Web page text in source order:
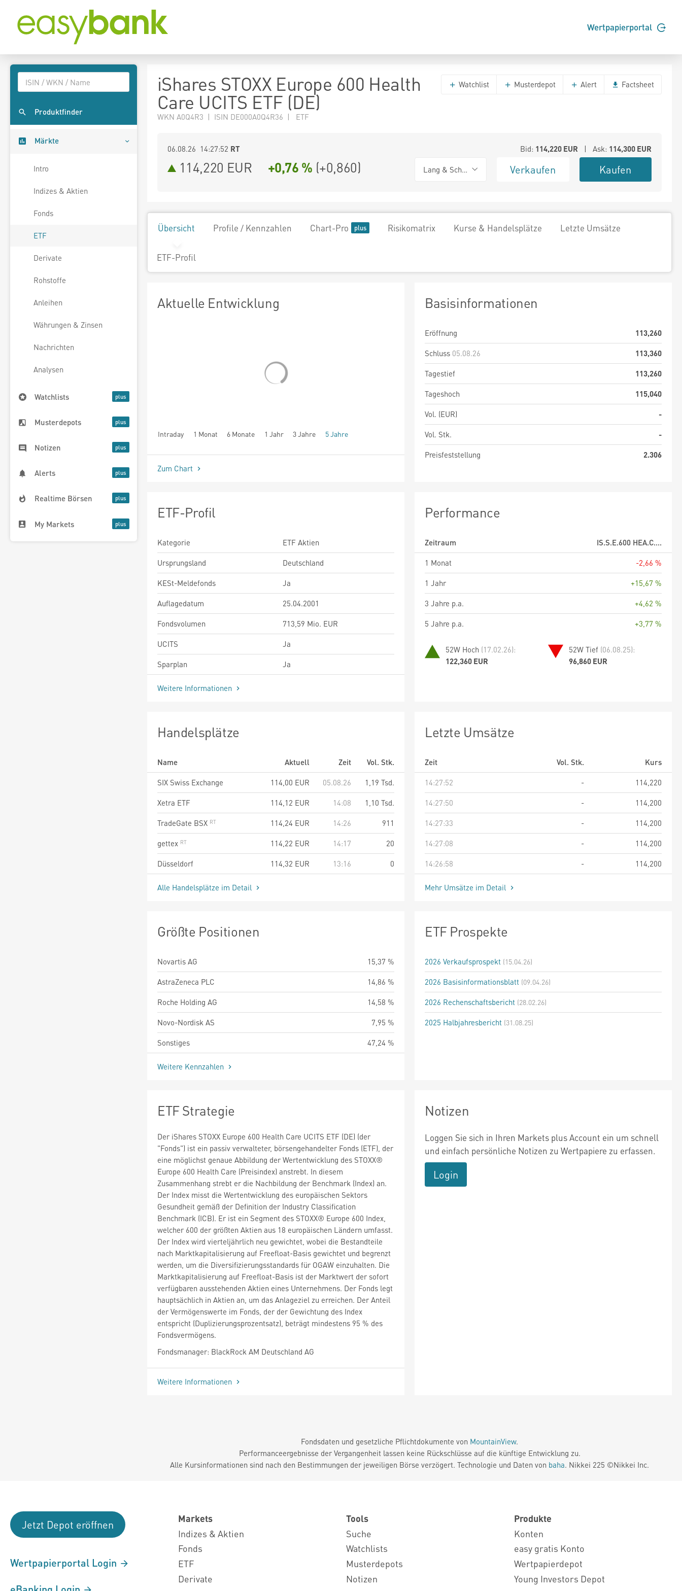
Wertpapierportal
Produktfinder
Märkte
Intro
Indizes & Aktien
Fonds
ETF
Derivate
Rohstoffe
Anleihen
Währungen & Zinsen
Nachrichten
Analysen
Watchlists
Musterdepots
Notizen
Alerts
Realtime Börsen
My Markets
iShares STOXX Europe 600 Health
Care UCITS ETF (DE)
WKN A0Q4R3 | ISIN DE000A0Q4R36 | ETF
Watchlist Musterdepot Alert Factsheet
06.08.26 14:27:52 RT Bid: 114,220EUR | Ask: 114,300EUR
114,220 EUR +0,76 % (+0,860) Lang & Schwarz Verkaufen Kaufen
Übersicht Profile / Kennzahlen Chart-Pro Risikomatrix Kurse & Handelsplätze Letzte Umsätze
ETF-Profil
Aktuelle Entwicklung
Intraday 1 Monat 6 Monate 1 Jahr 3 Jahre 5 Jahre
seit Beginn
Zum Chart
Basisinformationen
Eröffnung
113,260
Schluss 05.08.26
113,360
Tagestief
113,260
Tageshoch
115,040
Vol. (EUR)
-
Vol. Stk.
-
Preisfeststellung
2.306
ETF-Profil
Kategorie
ETF Aktien
Ursprungsland
Deutschland
KESt-Meldefonds
Ja
Auflagedatum
25.04.2001
Fondsvolumen
713,59 Mio. EUR
UCITS
Ja
Sparplan
Ja
Weitere Informationen
Performance
Zeitraum
IS.S.E.600 HEA.C....
1 Monat
-2,66 %
1 Jahr
+15,67 %
3 Jahre p.a.
+4,62 %
5 Jahre p.a.
+3,77 %
52W Hoch (17.02.26):
122,360 EUR
52W Tief (06.08.25):
96,860 EUR
Handelsplätze
Name Aktuell Zeit
Vol. Stk.
SIX Swiss Exchange
114,00 EUR 05.08.26
1,19 Tsd.
Xetra ETF
114,12 EUR 14:08
1,10 Tsd.
TradeGate BSX
114,24 EUR 14:26
911
gettex
114,22 EUR 14:17
20
Düsseldorf
114,32 EUR 13:16 0
Alle Handelsplätze im Detail
Letzte Umsätze
Zeit Vol. Stk.
Kurs
14:27:52
-
114,220
14:27:50
-
114,200
14:27:33
-
114,200
14:27:08
-
114,200
14:26:58
- 114,200
Mehr Umsätze im Detail
Größte Positionen
Novartis AG
15,37 %
AstraZeneca PLC
14,86 %
Roche Holding AG
14,58 %
Novo-Nordisk AS
7,95 %
Sonstiges
47,24 %
Weitere Kennzahlen
ETF Prospekte
2026 Verkaufsprospekt (15.04.26)
2026 Basisinformationsblatt (09.04.26)
2026 Rechenschaftsbericht (28.02.26)
2025 Halbjahresbericht (31.08.25)
ETF Strategie
Der iShares STOXX Europe 600 Health Care UCITS ETF (DE) (der
"Fonds") ist ein passiv verwalteter, börsengehandelter Fonds (ETF), der
eine möglichst genaue Abbildung der Wertentwicklung des STOXX®
Europe 600 Health Care (Preisindex) anstrebt. In diesem
Zusammenhang strebt er die Nachbildung der Benchmark (Index) an.
Der Index misst die Wertentwicklung des europäischen Sektors
Gesundheit gemäß der Definition der Industry Classification
Benchmark (ICB). Er ist ein Segment des STOXX® Europe 600 Index,
welcher 600 der größten Aktien aus 18 europäischen Ländern umfasst.
Der Index wird vierteljährlich neu gewichtet, wobei die Bestandteile
nach Marktkapitalisierung auf Freefloat-Basis gewichtet und begrenzt
werden, um die Diversifizierungsstandards für OGAW einzuhalten. Die
Marktkapitalisierung auf Freefloat-Basis ist der Marktwert der sofort
verfügbaren ausstehenden Aktien eines Unternehmens. Der Fonds legt
hauptsächlich in Aktien an, um das Anlageziel zu erreichen. Der Anteil
der Vermögenswerte im Fonds, der der Gewichtung des Index
entspricht (Duplizierungsprozentsatz), beträgt mindestens 95 % des
Fondsvermögens.
Fondsmanager: BlackRock AM Deutschland AG
Weitere Informationen
Notizen
Loggen Sie sich in Ihren Markets plus Account ein um schnell
und einfach persönliche Notizen zu Wertpapiere zu erfassen.
Login
Fondsdaten und gesetzliche Pflichtdokumente von MountainView.
Performanceergebnisse der Vergangenheit lassen keine Rückschlüsse auf die künftige Entwicklung zu.
Alle Kursinformationen sind nach den Bestimmungen der jeweiligen Börse verzögert. Technologie und Daten von baha. Nikkei 225 ©Nikkei Inc.
Jetzt Depot eröffnen
Wertpapierportal Login
Markets
Indizes & Aktien
Fonds
ETF
Derivate
Tools
Suche
Watchlists
Musterdepots
Notizen
Produkte
Konten
easy gratis Konto
Wertpapierdepot
Young Investors Depot